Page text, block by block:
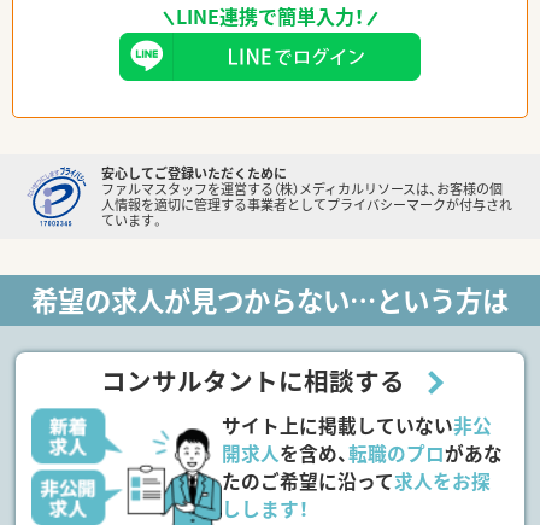
LINE連携で簡単入力！
安心してご登録いただくために
ファルマスタッフを運営する（株）メディカルリソースは、お客様の個
人情報を適切に管理する事業者としてプライバシーマークが付与され
ています。
希望の求人が見つからない…という方は
コンサルタントに相談する
サイト上に掲載していない非公
開求人を含め、転職のプロがあな
たのご希望に沿って求人をお探
しします！